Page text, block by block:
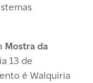
Mostra da
13 de
é Walquiria